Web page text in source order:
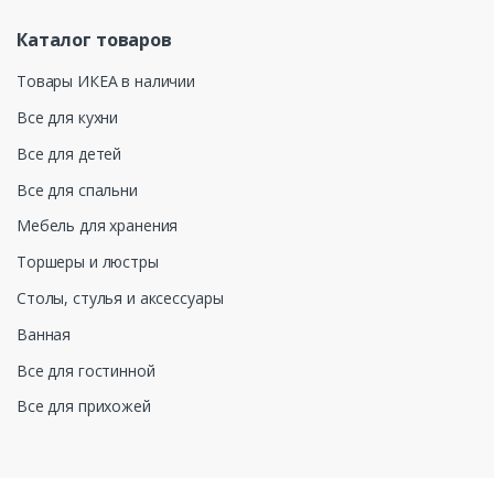
Каталог товаров
Товары ИКЕА в наличии
Все для кухни
Все для детей
Все для спальни
Мебель для хранения
Торшеры и люстры
Столы, стулья и аксессуары
Ванная
Все для гостинной
Все для прихожей